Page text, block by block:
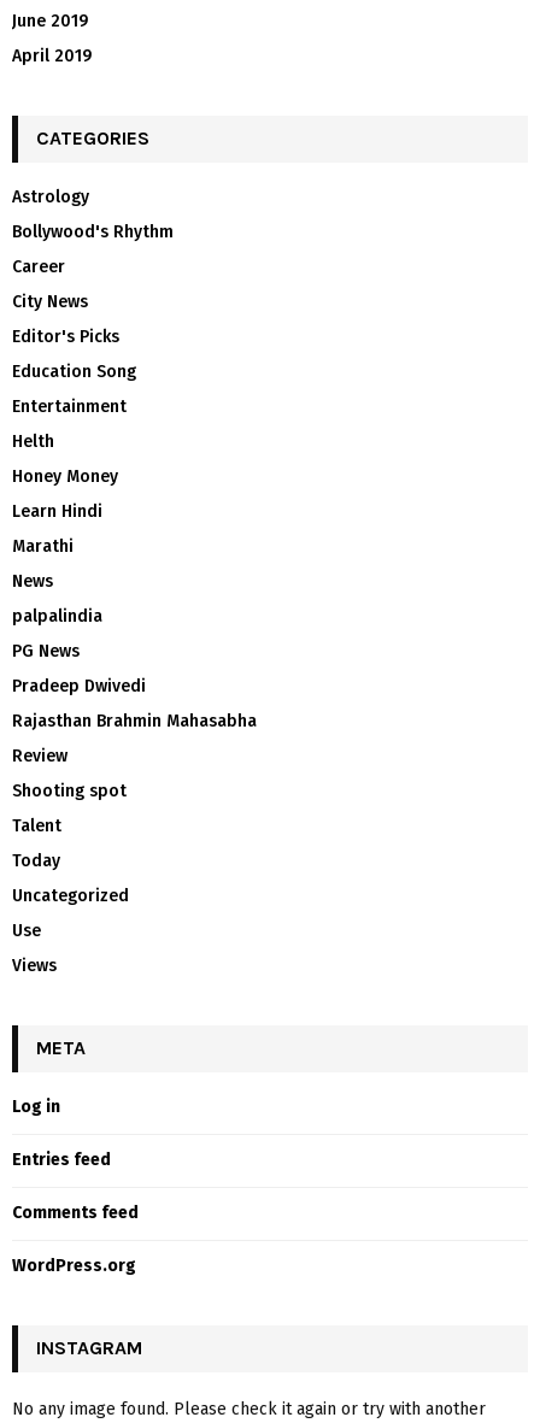
June 2019
April 2019
CATEGORIES
Astrology
Bollywood's Rhythm
Career
City News
Editor's Picks
Education Song
Entertainment
Helth
Honey Money
Learn Hindi
Marathi
News
palpalindia
PG News
Pradeep Dwivedi
Rajasthan Brahmin Mahasabha
Review
Shooting spot
Talent
Today
Uncategorized
Use
Views
META
Log in
Entries feed
Comments feed
WordPress.org
INSTAGRAM
No any image found. Please check it again or try with another